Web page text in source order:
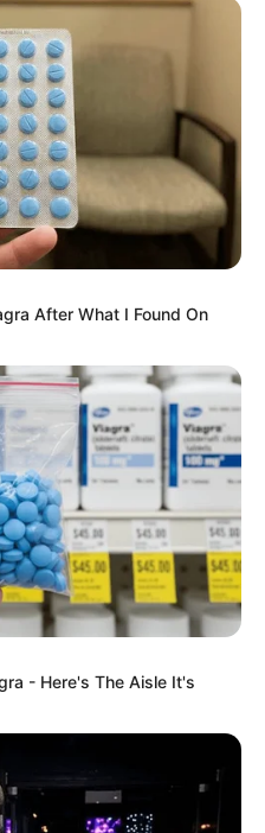
กรกฎาคม)
นเพื่อนกลายมาเป็นคนรัก
บชอบคนมีเจ้าของ เลยต้อง
กลางเดือนรักหวานชื่น คน
มพันธ์ที่ดี รักชอบใครให้
งสองฝ่าย ส่วนถ้ามีคนรัก
บคนที่มีกิ๊กเยอะต้องระวัง
นได้ สิ้นเดือนเรื่องรักเสน่ห์
ศษ คนโสดจะมีคนชักชวน
ประทับใจ ส่วนถ้ามีแฟน
น
สิงหาคม)
วกันเพศตรงข้ามหลงคุณ
นโสดสบายไป ส่วนถ้ามีคน
กลางเดือน รักเจอมรสุม
รงมีแตกหัก ถ้าผ่านมาได้
ากขึ้น สิ้นเดือน ความรัก
วใจ แต่ก็เป็นพักๆ จริงจัง
ยู่แล้วงอนกันบ่อย ลอง
ารับ ทุกอย่างจะสดใส
After What I Found On
- Here's The Aisle It's